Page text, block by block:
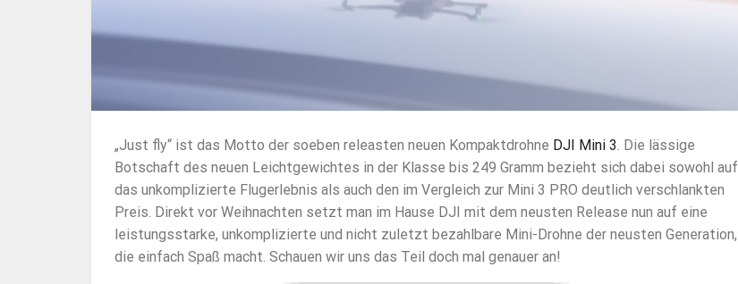
„Just fly“ ist das Motto der soeben releasten neuen Kompaktdrohne DJI Mini 3. Die lässige
Botschaft des neuen Leichtgewichtes in der Klasse bis 249 Gramm bezieht sich dabei sowohl auf
das unkomplizierte Flugerlebnis als auch den im Vergleich zur Mini 3 PRO deutlich verschlankten
Preis. Direkt vor Weihnachten setzt man im Hause DJI mit dem neusten Release nun auf eine
leistungsstarke, unkomplizierte und nicht zuletzt bezahlbare Mini-Drohne der neusten Generation,
die einfach Spaß macht. Schauen wir uns das Teil doch mal genauer an!